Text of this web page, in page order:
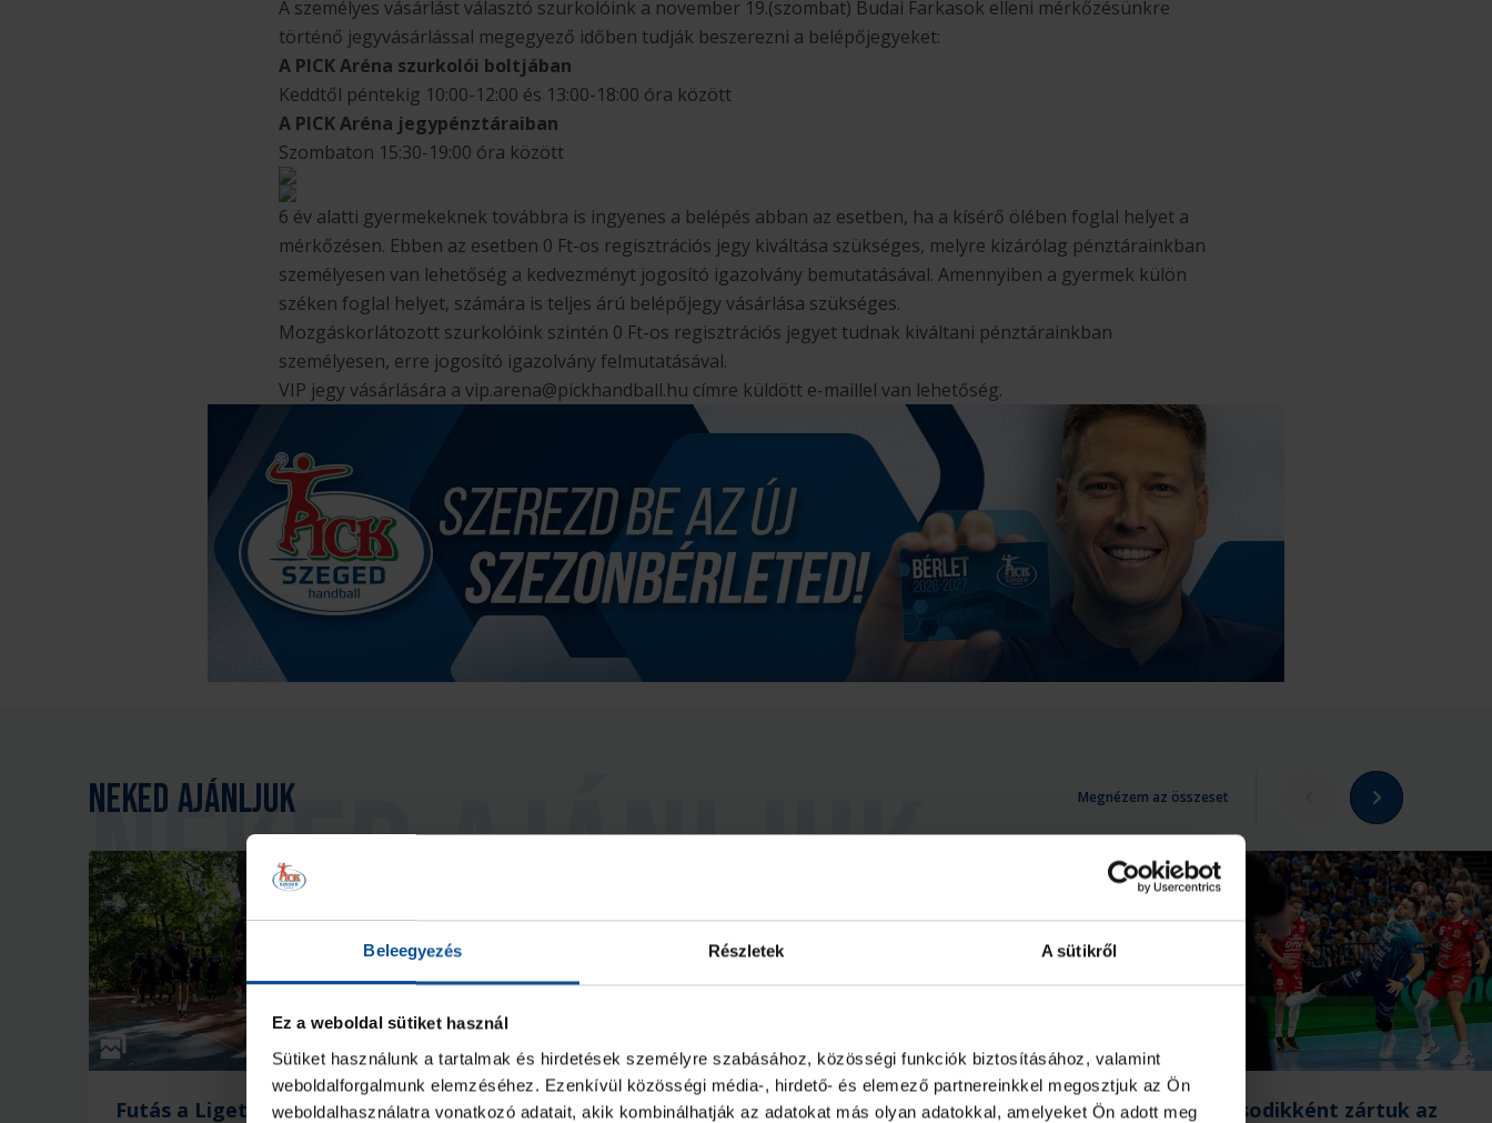
Beleegyezés Részletek A sütikről
Ez a weboldal sütiket használ
Sütiket használunk a tartalmak és hirdetések személyre szabásához, közösségi funkciók biztosításához, valamint
weboldalforgalmunk elemzéséhez. Ezenkívül közösségi média-, hirdető- és elemező partnereinkkel megosztjuk az Ön
weboldalhasználatra vonatkozó adatait, akik kombinálhatják az adatokat más olyan adatokkal, amelyeket Ön adott meg
A személyes vásárlást választó szurkolóink a november 19.(szombat) Budai Farkasok elleni mérkőzésünkre
történő jegyvásárlással megegyező időben tudják beszerezni a belépőjegyeket:
A PICK Aréna szurkolói boltjában
Keddtől péntekig 10:00-12:00 és 13:00-18:00 óra között
A PICK Aréna jegypénztáraiban
Szombaton 15:30-19:00 óra között
6 év alatti gyermekeknek továbbra is ingyenes a belépés abban az esetben, ha a kísérő ölében foglal helyet a
mérkőzésen. Ebben az esetben 0 Ft-os regisztrációs jegy kiváltása szükséges, melyre kizárólag pénztárainkban
személyesen van lehetőség a kedvezményt jogosító igazolvány bemutatásával. Amennyiben a gyermek külön
széken foglal helyet, számára is teljes árú belépőjegy vásárlása szükséges.
Mozgáskorlátozott szurkolóink szintén 0 Ft-os regisztrációs jegyet tudnak kiváltani pénztárainkban
személyesen, erre jogosító igazolvány felmutatásával.
VIP jegy vásárlására a vip.arena@pickhandball.hu címre küldött e-maillel van lehetőség.
Neked ajánljuk Megnézem az összeset
Galéria
Futás a Ligetben
Lukács Kornél az Év
OTP Bank-PICK Szeged–
Másodikként zártuk az